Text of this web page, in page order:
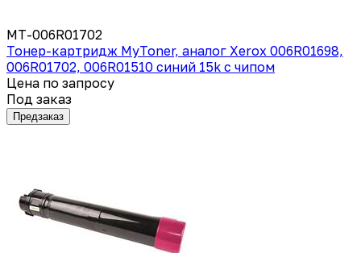
MT-006R01702
Тонер-картридж MyToner, аналог Xerox 006R01698,
006R01702, 006R01510 синий 15k с чипом
Цена по запросу
Под заказ
Предзаказ